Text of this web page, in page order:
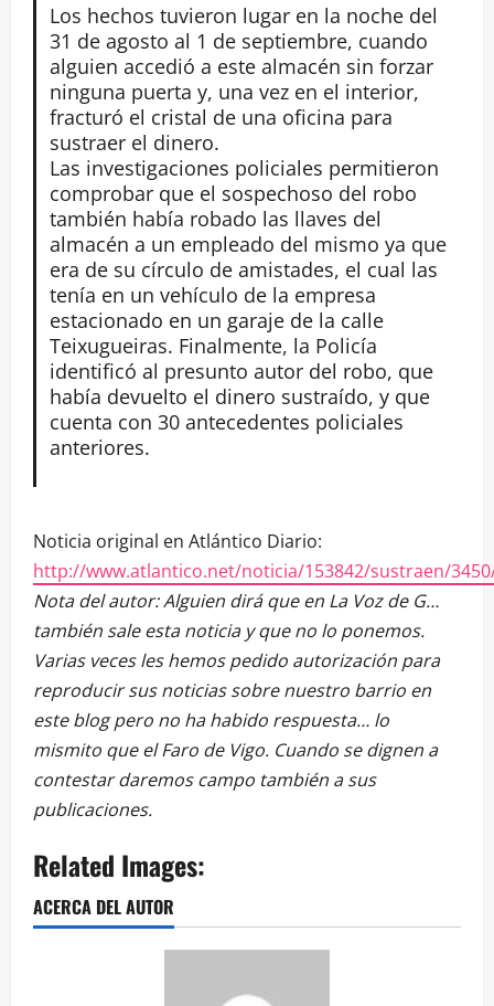
Los hechos tuvieron lugar en la noche del
31 de agosto al 1 de septiembre, cuando
alguien accedió a este almacén sin forzar
ninguna puerta y, una vez en el interior,
fracturó el cristal de una oficina para
sustraer el dinero.
Las investigaciones policiales permitieron
comprobar que el sospechoso del robo
también había robado las llaves del
almacén a un empleado del mismo ya que
era de su círculo de amistades, el cual las
tenía en un vehículo de la empresa
estacionado en un garaje de la calle
Teixugueiras. Finalmente, la Policía
identificó al presunto autor del robo, que
había devuelto el dinero sustraído, y que
cuenta con 30 antecedentes policiales
anteriores.
Noticia original en Atlántico Diario:
http://www.atlantico.net/noticia/153842/sustraen/
Nota del autor: Alguien dirá que en La Voz de G…
también sale esta noticia y que no lo ponemos.
Varias veces les hemos pedido autorización para
reproducir sus noticias sobre nuestro barrio en
este blog pero no ha habido respuesta… lo
mismito que el Faro de Vigo. Cuando se dignen a
contestar daremos campo también a sus
publicaciones.
Related Images:
ACERCA DEL AUTOR